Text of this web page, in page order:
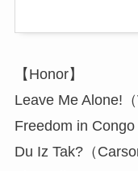
【Honor】
Leave Me Alone!（
Freedom in Congo
Du Iz Tak?（